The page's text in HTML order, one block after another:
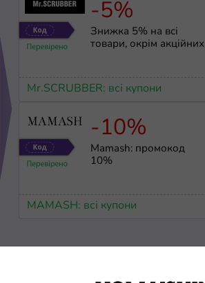
-5%
Знижка 5% на всі
товари, окрім акційних
Mr.SCRUBBER: всі купони
-10%
Mamash: промокод
10%
MAMASH: всі купони